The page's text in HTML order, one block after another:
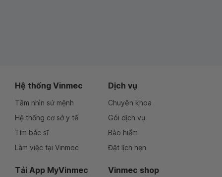
Hệ thống Vinmec
Tầm nhìn sứ mệnh
Hệ thống cơ sở y tế
Tìm bác sĩ
Làm việc tại Vinmec
Dịch vụ
Chuyên khoa
Gói dịch vụ
Bảo hiểm
Đặt lịch hẹn
Tải App MyVinmec Vinmec shop